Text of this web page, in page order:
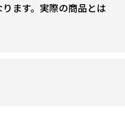
ます。実際の商品とは